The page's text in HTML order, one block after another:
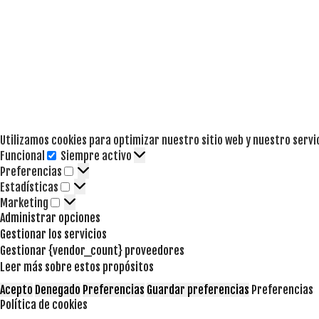
Utilizamos cookies para optimizar nuestro sitio web y nuestro
Funcional
Funcional
Siempre activo
Preferencias
Preferencias
Estadísticas Estadísticas
Marketing Marketing
Administrar opciones
Gestionar los servicios
Gestionar {vendor_count} proveedores
Leer más sobre estos propósitos
Acepto Denegado Preferencias Guardar preferencias Preferencias
Política de cookies